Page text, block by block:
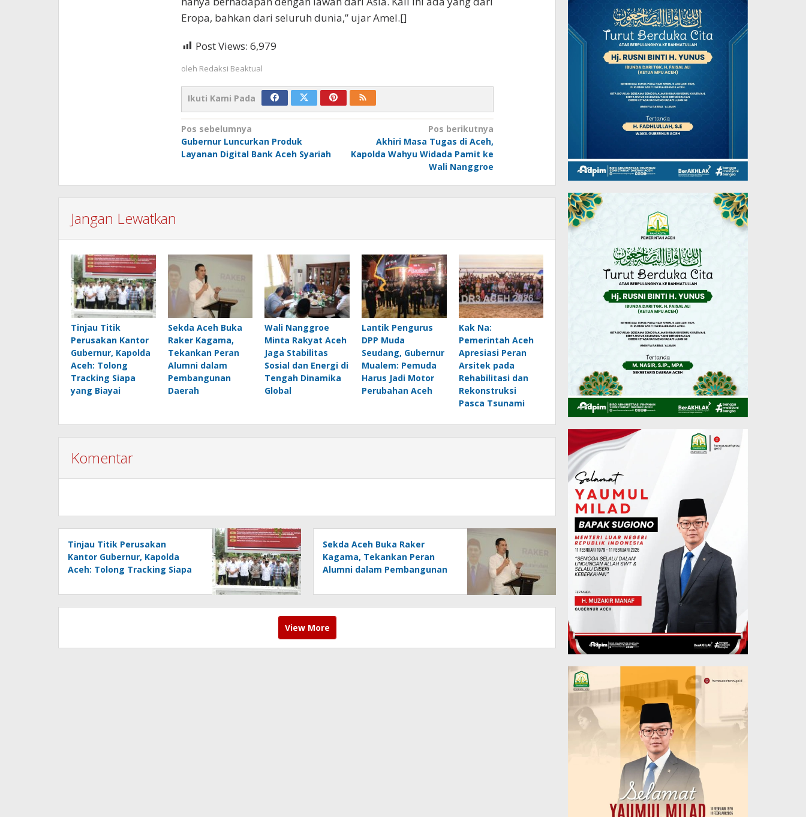
Eropa, bahkan dari seluruh dunia,” ujar Amel.[]
Post Views: 6,979
oleh Redaksi Beaktual
Ikuti Kami Pada
Navigasi
pos
Pos sebelumnya
Gubernur Luncurkan Produk
Layanan Digital Bank Aceh Syariah
Pos berikutnya
Akhiri Masa Tugas di Aceh,
Kapolda Wahyu Widada Pamit ke
Wali Nanggroe
Jangan Lewatkan
Tinjau Titik
Perusakan Kantor
Gubernur, Kapolda
Aceh: Tolong
Tracking Siapa
yang Biayai
Sekda Aceh Buka
Raker Kagama,
Tekankan Peran
Alumni dalam
Pembangunan
Daerah
Wali Nanggroe
Minta Rakyat Aceh
Jaga Stabilitas
Sosial dan Energi di
Tengah Dinamika
Global
Lantik Pengurus
DPP Muda
Seudang, Gubernur
Mualem: Pemuda
Harus Jadi Motor
Perubahan Aceh
Kak Na:
Pemerintah Aceh
Apresiasi Peran
Arsitek pada
Rehabilitasi dan
Rekonstruksi
Pasca Tsunami
Komentar
Tinjau Titik Perusakan
Kantor Gubernur, Kapolda
Aceh: Tolong Tracking Siapa
Sekda Aceh Buka Raker
Kagama, Tekankan Peran
Alumni dalam Pembangunan
View More